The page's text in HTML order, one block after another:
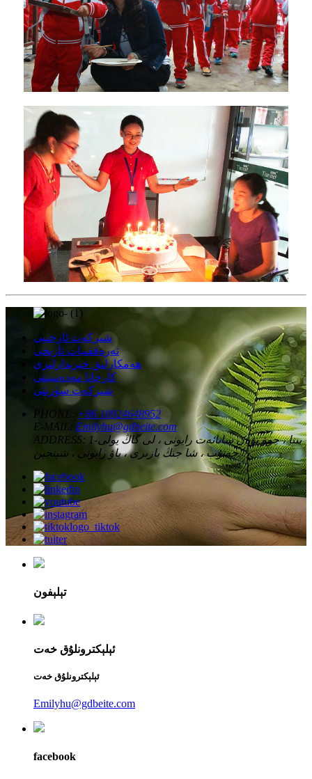
شىركەت ئارخىپى
تەرەققىيات تارىخى
ھەمكارلىق خېرىدارلىرى
كارخانا مەدەنىيىتى
شىركەت سۈرىتى
PHONE:
+86 18924648952
E-MAIL:
Emilyhu@gdbeite.com
ADDRESS: 1-بىنا ، جوۋ يۈەن سانائەت رايونى ، لى گاڭ يولى
جەنۇب ، شا جىڭ بازىرى ، باۋ رايونى ، شېنجېن.
تېلېفون
ئېلېكترونلۇق خەت
ئېلېكترونلۇق خەت
Emilyhu@gdbeite.com
facebook